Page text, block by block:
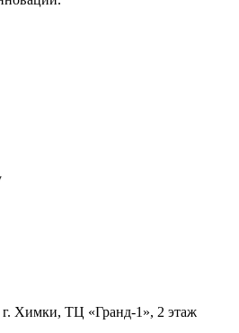
г. Химки, ТЦ «Гранд-1», 2 этаж